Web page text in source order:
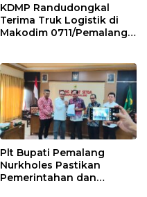
KDMP Randudongkal
Terima Truk Logistik di
Makodim 0711/Pemalang
Plt Bupati Pemalang
Nurkholes Pastikan
Pemerintahan dan